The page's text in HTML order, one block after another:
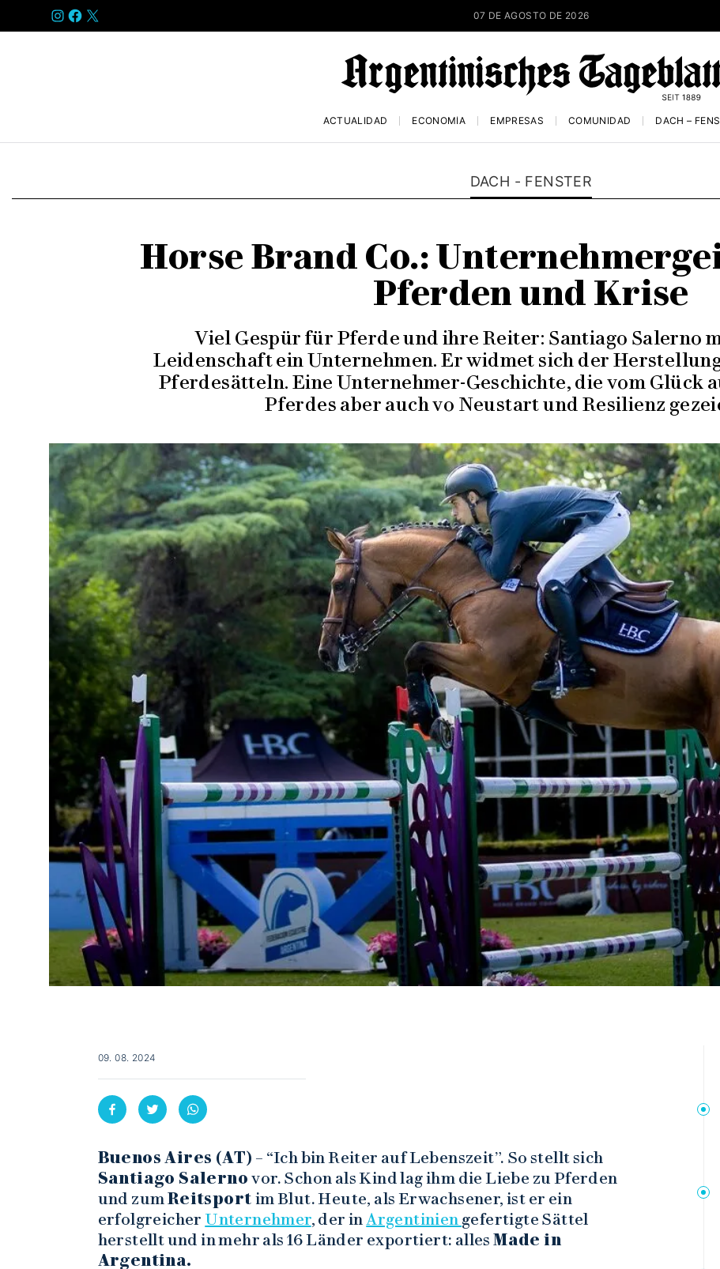
INSTAGRAM
FACEBOOK
X 07 DE AGOSTO DE 2026
ACTUALIDAD ECONOMÍA EMPRESAS COMUNIDAD DACH –
DACH - FENSTER
Horse Brand Co.:
Pferden und Krise
Viel Gespür für Pferde und ihre Reiter: Santiago Salerno
Leidenschaft ein Unternehmen. Er widmet sich der
Pferdesätteln. Eine Unternehmer-Geschichte, die vom Glück
Pferdes aber auch vo Neustart und Resilienz
09. 08. 2024
Buenos Aires (AT) – “Ich bin Reiter auf Lebenszeit”. So stellt sich
Santiago Salernovor. Schon als Kind lag ihm die Liebe zu Pferden
und zumReitsport im Blut. Heute, als Erwachsener, ist er ein
erfolgreicherUnternehmer, der inArgentinien gefertigte Sättel
herstellt und in mehr als 16 Länder exportiert: allesMade in
Argentina.